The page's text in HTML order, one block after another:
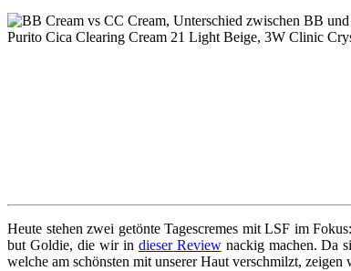
Heute stehen zwei getönte Tagescremes mit LSF im
but Goldie, die wir in dieser Reviewnackig machen. Da
welche am schönsten mit unserer Haut verschmilzt,